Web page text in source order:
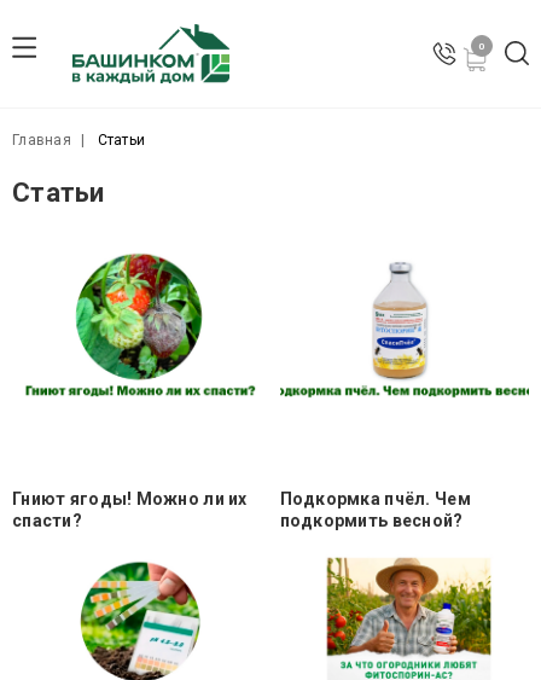
0
Главная Статьи
Статьи
Гниют ягоды! Можно ли их
спасти?
Подкормка пчёл. Чем
подкормить весной?